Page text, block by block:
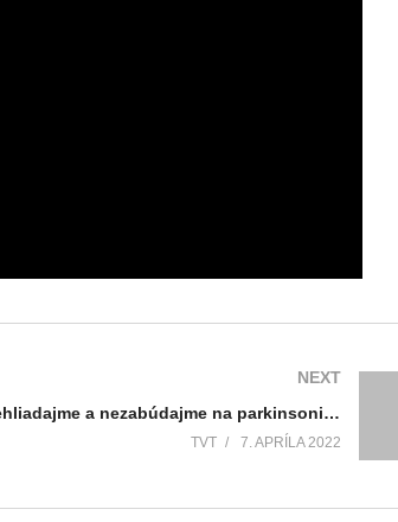
NEXT
Neprehliadajme a nezabúdajme na parkinsonikov, potrebujú našu pomoc
TVT 7. APRÍLA 2022